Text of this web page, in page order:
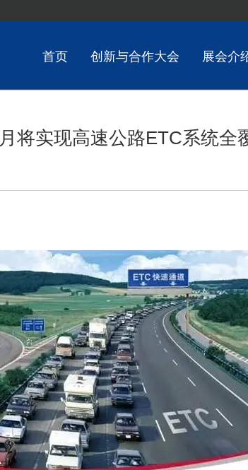
首页 创新与合作大会 展会介
将实现高速公路ETC系统全